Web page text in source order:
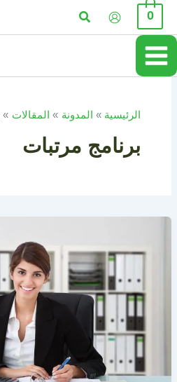
تخطي
المحتوى
0 البحث
الرئيسية المدونة المقالات
برنامج مرتبات